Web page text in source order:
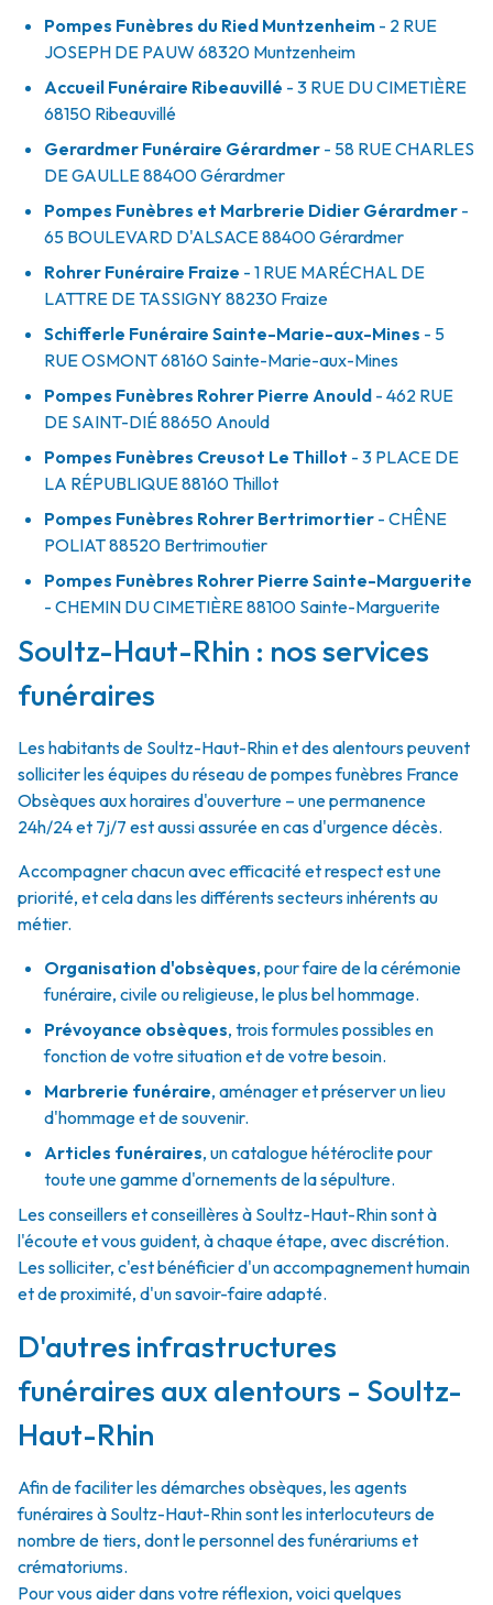
Pompes Funèbres du Ried Muntzenheim - 2 RUE
JOSEPH DE PAUW 68320 Muntzenheim
Accueil Funéraire Ribeauvillé - 3 RUE DU CIMETIÈRE
68150 Ribeauvillé
Gerardmer Funéraire Gérardmer - 58 RUE CHARLES
DE GAULLE88400Gérardmer
Pompes Funèbres et Marbrerie Didier Gérardmer -
65 BOULEVARD D'ALSACE88400Gérardmer
Rohrer Funéraire Fraize - 1 RUE MARÉCHAL DE
LATTRE DE TASSIGNY 88230 Fraize
Schifferle Funéraire Sainte-Marie-aux-Mines - 5
RUE OSMONT68160 Sainte-Marie-aux-Mines
Pompes Funèbres Rohrer Pierre Anould - 462 RUE
DE SAINT-DIÉ88650 Anould
Pompes Funèbres Creusot Le Thillot - 3 PLACE DE
LA RÉPUBLIQUE88160 Thillot
Pompes Funèbres Rohrer Bertrimortier - CHÊNE
POLIAT88520 Bertrimoutier
Pompes Funèbres Rohrer Pierre Sainte-Marguerite
- CHEMIN DU CIMETIÈRE88100 Sainte-Marguerite
Soultz-Haut-Rhin : nos services
funéraires
Les habitants de Soultz-Haut-Rhin et des alentours peuvent
solliciter les équipes du réseau de pompes funèbres France
Obsèques aux horaires d'ouverture – une permanence
24h/24 et 7j/7 est aussi assurée en cas d'urgence décès.
Accompagner chacun avec efficacité et respect est une
priorité, et cela dans les différents secteurs inhérents au
métier.
Organisation d'obsèques, pour faire de la cérémonie
funéraire, civile ou religieuse, le plus bel hommage.
Prévoyance obsèques, trois formules possibles en
fonction de votre situation et de votre besoin.
Marbrerie funéraire, aménager et préserver un lieu
d'hommage et de souvenir.
Articles funéraires, un catalogue hétéroclite pour
toute une gamme d'ornements de la sépulture.
Les conseillers et conseillères à Soultz-Haut-Rhin sont à
l'écoute et vous guident, à chaque étape, avec discrétion.
Les solliciter, c'est bénéficier d'un accompagnement humain
et de proximité, d'un savoir-faire adapté.
D'autres infrastructures
funéraires aux alentours - Soultz-
Haut-Rhin
Afin de faciliter les démarches obsèques, les agents
funéraires à Soultz-Haut-Rhin sont les interlocuteurs de
nombre de tiers, dont le personnel des funérariums et
crématoriums.
Pour vous aider dans votre réflexion, voici quelques